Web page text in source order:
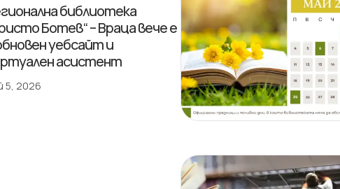
библиотека
Ботев“ – Враца вече е
уебсайт и
асистент
5, 2026